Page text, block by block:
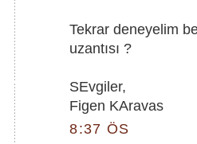
Tekrar deneyelim
uzantısı ?
SEvgiler,
Figen KAravas
8:37 ÖS